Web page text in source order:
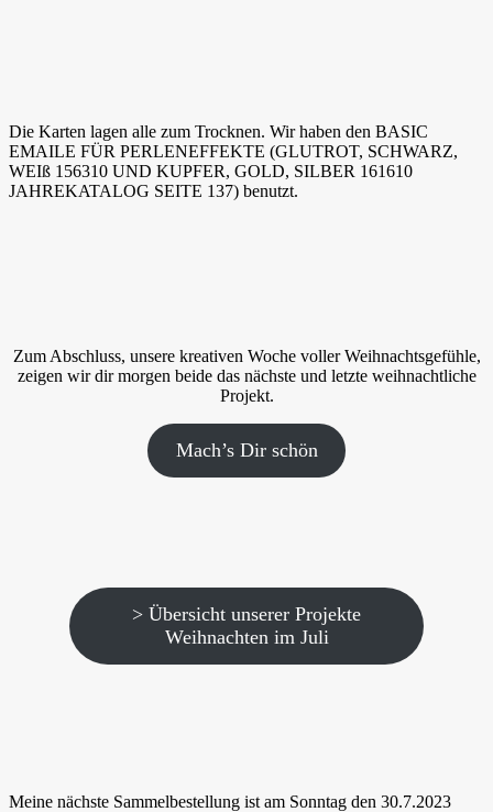
Die Karten lagen alle zum Trocknen. Wir haben den BASIC
EMAILE FÜR PERLENEFFEKTE (GLUTROT, SCHWARZ,
WEIß 156310 UND KUPFER, GOLD, SILBER 161610
JAHREKATALOG SEITE 137) benutzt.
Zum Abschluss, unsere kreativen Woche voller Weihnachtsgefühle,
zeigen wir dir morgen beide das nächste und letzte weihnachtliche
Projekt.
Mach’s Dir schön
> Übersicht unserer Projekte
Weihnachten im Juli
Meine nächste Sammelbestellung ist am Sonntag den 30.7.2023